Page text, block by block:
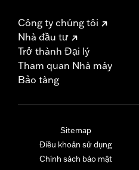
Công ty chúng tôi
Nhà đầu tư
Trở thành Đại lý
Tham quan Nhà máy
Bảo tàng
Sitemap
Điều khoản sử dụng
Chính sách bảo mật